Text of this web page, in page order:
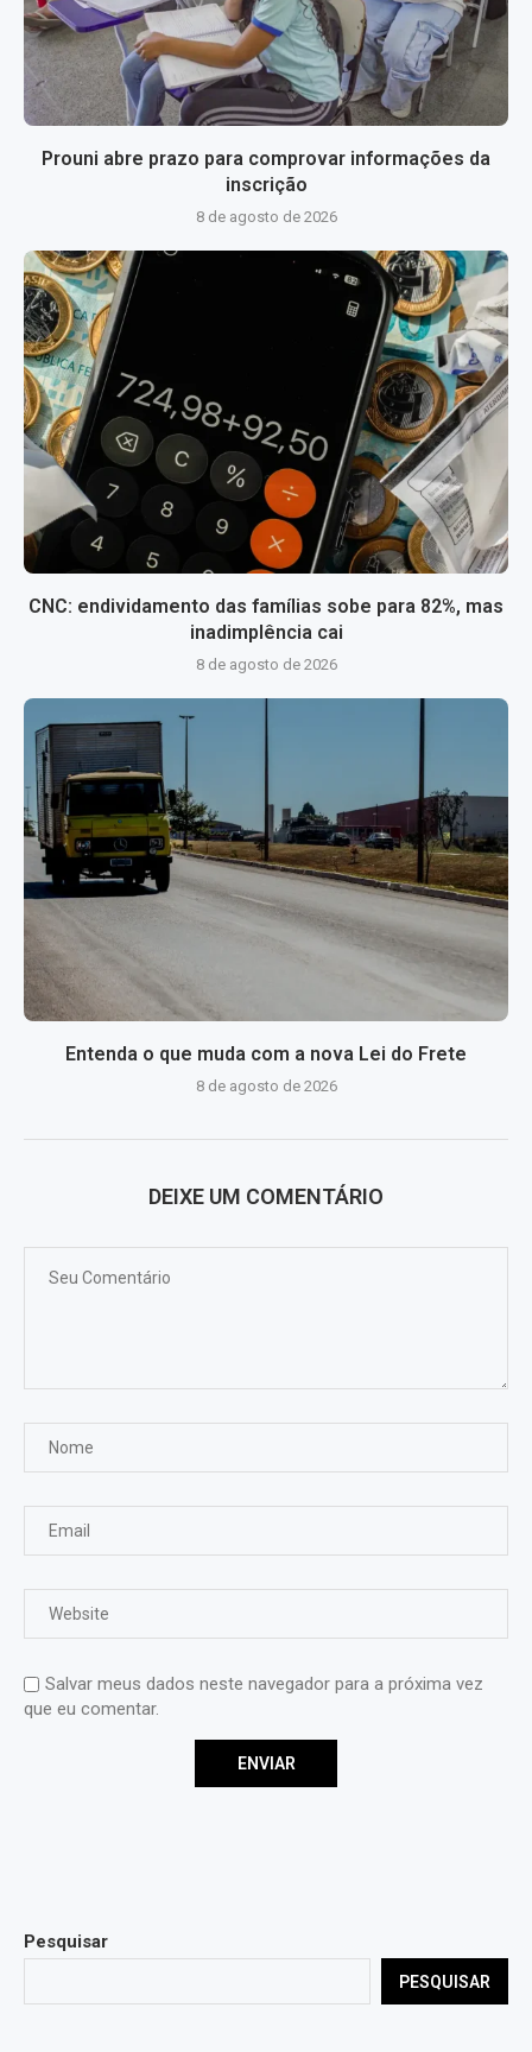
Prouni abre prazo para comprovar informações da
inscrição
8 de agosto de 2026
CNC: endividamento das famílias sobe para 82%, mas
inadimplência cai
8 de agosto de 2026
Entenda o que muda com a nova Lei do Frete
8 de agosto de 2026
DEIXE UM COMENTÁRIO
Salvar meus dados neste navegador para a próxima vez
que eu comentar.
Pesquisar
PESQUISAR